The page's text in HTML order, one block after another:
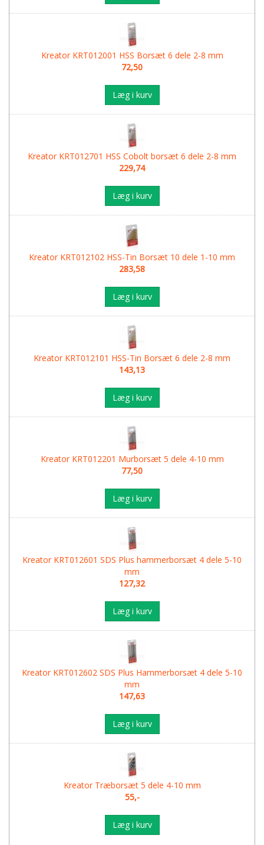
Kreator KRT012001 HSS Borsæt 6 dele 2-8 mm
72,50
Læg i kurv
Kreator KRT012701 HSS Cobolt borsæt 6 dele 2-8 mm
229,74
Læg i kurv
Kreator KRT012102 HSS-Tin Borsæt 10 dele 1-10 mm
283,58
Læg i kurv
Kreator KRT012101 HSS-Tin Borsæt 6 dele 2-8 mm
143,13
Læg i kurv
Kreator KRT012201 Murborsæt 5 dele 4-10 mm
77,50
Læg i kurv
Kreator KRT012601 SDS Plus hammerborsæt 4 dele 5-10
mm
127,32
Læg i kurv
Kreator KRT012602 SDS Plus Hammerborsæt 4 dele 5-10
mm
147,63
Læg i kurv
Kreator Træborsæt 5 dele 4-10 mm
55,-
Læg i kurv